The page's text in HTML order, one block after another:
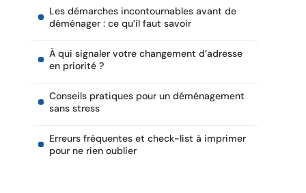
Les démarches incontournables avant de
déménager : ce qu’il faut savoir
À qui signaler votre changement d’adresse
en priorité ?
Conseils pratiques pour un déménagement
sans stress
Erreurs fréquentes et check-list à imprimer
pour ne rien oublier